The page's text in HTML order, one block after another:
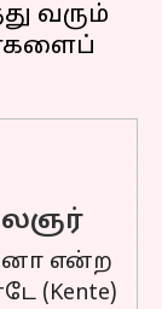
வரும்
என்ற
(Kente)